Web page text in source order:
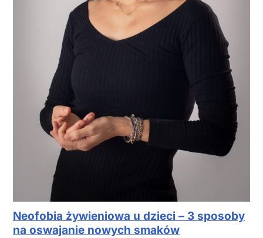
Neofobia żywieniowa u dzieci – 3 sposoby
na oswajanie nowych smaków